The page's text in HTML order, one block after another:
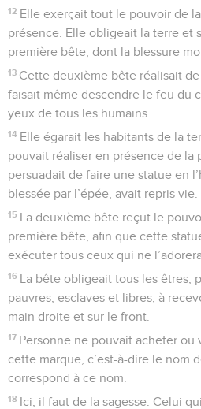
12 Elle exerçait tout le pouvoir de
présence. Elle obligeait la terre et
première bête, dont la blessure
13 Cette deuxième bête réalisait
faisait même descendre le feu du
yeux de tous les humains.
14 Elle égarait les habitants de la
pouvait réaliser en présence de la
persuadait de faire une statue en
blessée par l’épée, avait repris vie.
15 La deuxième bête reçut le
première bête, afin que cette
exécuter tous ceux qui ne
16 La bête obligeait tous les êtres,
pauvres, esclaves et libres, à
main droite et sur le front.
17 Personne ne pouvait acheter ou
cette marque, c’est-à-dire le nom
correspond à ce nom.
18 Ici, il faut de la sagesse. Celui